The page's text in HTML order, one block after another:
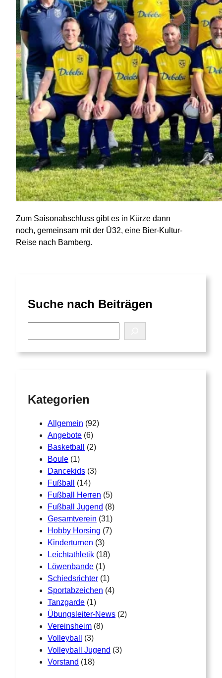
Zum Saisonabschluss gibt es in Kürze dann
noch, gemeinsam mit der Ü32, eine Bier-Kultur-
Reise nach Bamberg.
Suche nach Beiträgen
e
a
Kategorien
Allgemein (92)
Angebote (6)
Basketball
(2)
Boule (1)
Dancekids (3)
Fußball
(14)
Fußball Herren (5)
Fußball Jugend (8)
Gesamtverein (31)
Hobby Horsing (7)
Kinderturnen (3)
Leichtathletik (18)
Löwenbande (1)
Schiedsrichter (1)
Sportabzeichen (4)
Tanzgarde (1)
Übungsleiter-News (2)
Vereinsheim (8)
Volleyball
(3)
Volleyball Jugend (3)
Vorstand (18)